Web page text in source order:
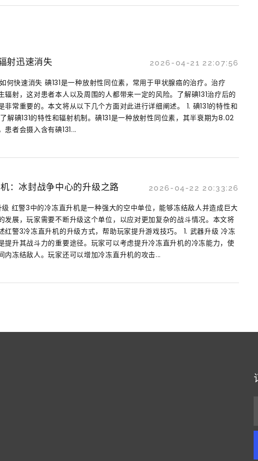
射迅速消失 2026-04-21 22:07:56
何快速消失 碘131是一种放射性同位素，常用于甲状腺癌的治疗。治疗
辐射，这对患者本人以及周围的人都带来一定的风险。了解碘131治疗后的
非常重要的。本文将从以下几个方面对此进行详细阐述。 1. 碘131的特性和
解碘131的特性和辐射机制。碘131是一种放射性同位素，其半衰期为8.02
患者会摄入含有碘131...
：冰封战争中心的升级之路 2026-04-22 20:33:26
红警3中的冷冻直升机是一种强大的空中单位，能够冻结敌人并造成巨大
发展，玩家需要不断升级这个单位，以应对更加复杂的战斗情况。本文将
红警3冷冻直升机的升级方式，帮助玩家提升游戏技巧。 1. 武器升级 冷冻
提升其战斗力的重要途径。玩家可以考虑提升冷冻直升机的冷冻能力，使
内冻结敌人。玩家还可以增加冷冻直升机的攻击...